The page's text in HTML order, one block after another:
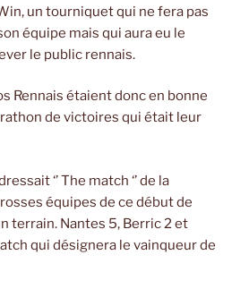
un tourniquet qui ne fera pas
équipe mais qui aura eu le
le public rennais.
Rennais étaient donc en bonne
de victoires qui était leur
‘’ The match ‘’ de la
équipes de ce début de
terrain. Nantes 5, Berric 2 et
qui désignera le vainqueur de